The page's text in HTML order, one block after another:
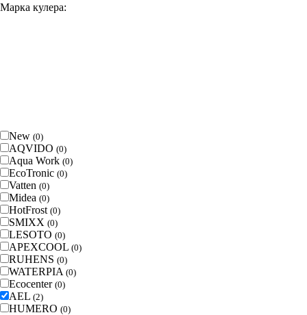
Марка кулера:
New (0)
AQVIDO (0)
Aqua Work (0)
EcoTronic (0)
Vatten (0)
Midea (0)
HotFrost (0)
SMIXX (0)
LESOTO (0)
APEXCOOL (0)
RUHENS (0)
WATERPIA (0)
Ecocenter (0)
AEL (2)
HUMERO (0)